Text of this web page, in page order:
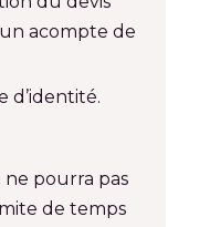
acompte de
d’identité.
ne pourra pas
de temps